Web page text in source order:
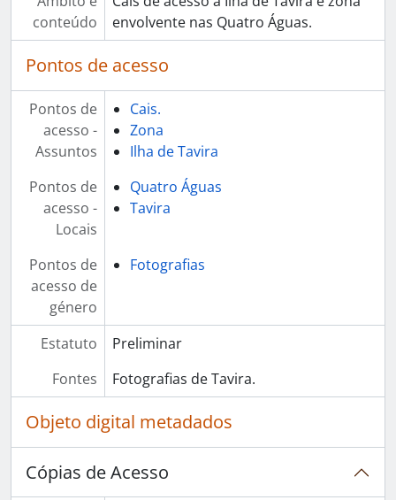
conteúdo
envolvente nas Quatro Águas.
Pontos de acesso
Pontos de
acesso -
Assuntos
Cais.
Zona
Ilha de Tavira
Pontos de
acesso -
Locais
Quatro Águas
Tavira
Pontos de
acesso de
género
Fotografias
Estatuto
Preliminar
Fontes
Fotografias de Tavira.
Objeto digital metadados
Cópias de Acesso